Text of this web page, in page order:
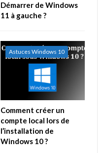
Démarrer de Windows
11 à gauche ?
Astuces Windows 10
Comment créer un
compte local lors de
l’installation de
Windows 10 ?